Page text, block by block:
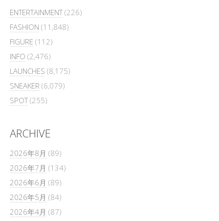
ENTERTAINMENT(226)
FASHION (11,848)
FIGURE (112)
INFO (2,476)
LAUNCHES (8,175)
SNEAKER (6,079)
SPOT(255)
ARCHIVE
2026年8月 (89)
2026年7月 (134)
2026年6月 (89)
2026年5月 (84)
2026年4月 (87)